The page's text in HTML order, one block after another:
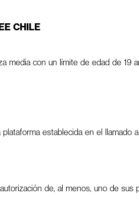
CHILE
media con un límite de edad de 19
establecida en el llamado
de, al menos, uno de sus